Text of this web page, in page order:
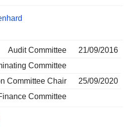
Audit Committee
21/09/2016
Committee
Committee Chair
25/09/2020
Committee